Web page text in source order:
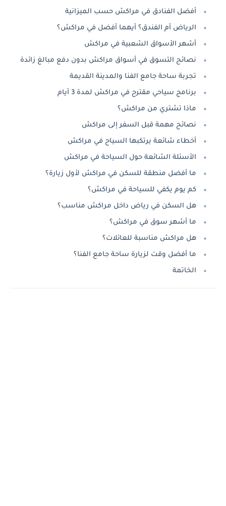
أفضل الفنادق في مراكش حسب الميزانية
الرياض أم الفندق؟ أيهما أفضل في مراكش؟
أشهر الأسواق الشعبية في مراكش
نصائح التسوق في أسواق مراكش بدون دفع مبالغ زائدة
تجربة ساحة جامع الفنا والمدينة القديمة
برنامج سياحي مقترح في مراكش لمدة 3 أيام
ماذا تشتري من مراكش؟
نصائح مهمة قبل السفر إلى مراكش
أخطاء شائعة يرتكبها السياح في مراكش
الأسئلة الشائعة حول السياحة في مراكش
ما أفضل منطقة للسكن في مراكش لأول زيارة؟
كم يوم يكفي للسياحة في مراكش؟
هل السكن في رياض داخل مراكش مناسب؟
ما أشهر سوق في مراكش؟
هل مراكش مناسبة للعائلات؟
ما أفضل وقت لزيارة ساحة جامع الفنا؟
الخاتمة